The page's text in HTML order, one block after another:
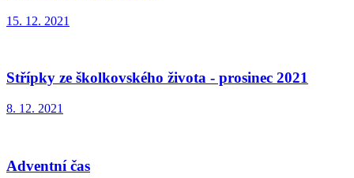
15. 12. 2021
Střípky ze školkovského života - prosinec 2021
8. 12. 2021
Adventní čas